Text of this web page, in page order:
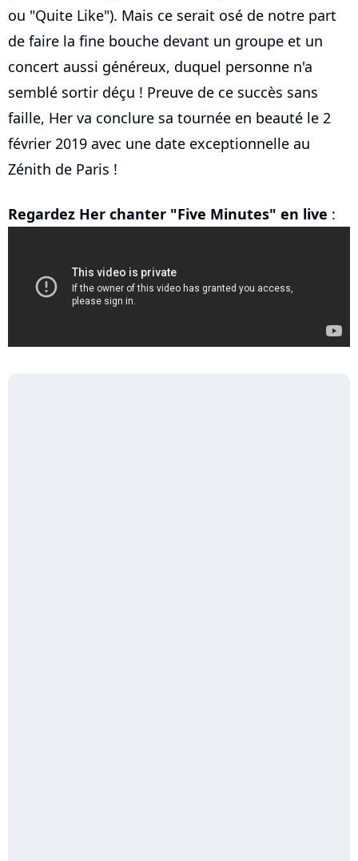
ou "Quite Like"). Mais ce serait osé de notre part
de faire la fine bouche devant un groupe et un
concert aussi généreux, duquel personne n'a
semblé sortir déçu ! Preuve de ce succès sans
faille, Her va conclure sa tournée en beauté le 2
février 2019 avec une date exceptionnelle au
Zénith de Paris !
Regardez Her chanter "Five Minutes" en live :